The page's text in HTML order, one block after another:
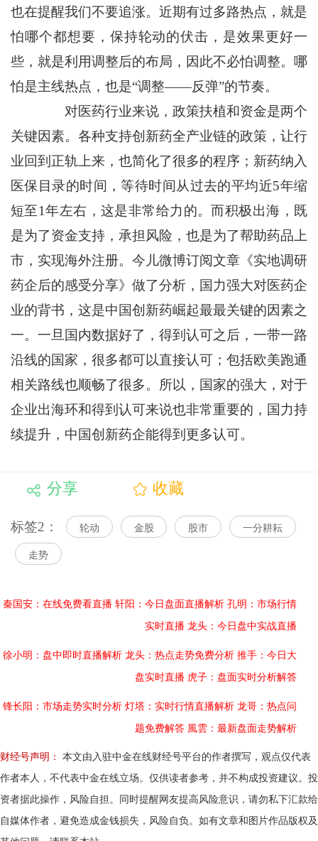
也在提醒我们不要追涨。近期有过多路热点，就是
怕哪个都想要，保持轮动的伏击，是效果更好一
些，就是利用调整后的布局，因此不必怕调整。哪
怕是主线热点，也是“调整——反弹”的节奏。
对医药行业来说，政策扶植和资金是两个
关键因素。各种支持创新药全产业链的政策，让行
业回到正轨上来，也简化了很多的程序；新药纳入
医保目录的时间，等待时间从过去的平均近5年缩
短至1年左右，这是非常给力的。而积极出海，既
是为了资金支持，承担风险，也是为了帮助药品上
市，实现海外注册。今儿微博订阅文章《实地调研
药企后的感受分享》做了分析，国力强大对医药企
业的背书，这是中国创新药崛起最最关键的因素之
一。一旦国内数据好了，得到认可之后，一带一路
沿线的国家，很多都可以直接认可；包括欧美跑通
相关路线也顺畅了很多。所以，国家的强大，对于
企业出海环和得到认可来说也非常重要的，国力持
续提升，中国创新药企能得到更多认可。
分享 收藏
标签2： 轮动 金股 股市 一分耕耘
走势
秦国安：在线免费看直播 轩阳：今日盘面直播解析 孔明：市场行情
实时直播 龙头：今日盘中实战直播
徐小明：盘中即时直播解析 龙头：热点走势免费分析 推手：今日大
盘实时直播 虎子：盘面实时分析解答
锋长阳：市场走势实时分析 灯塔：实时行情直播解析 龙哥：热点问
题免费解答 風雲：最新盘面走势解析
财经号声明：
本文由入驻中金在线财经号平台的作者撰写，观点仅代表
作者本人，不代表中金在线立场。仅供读者参考，并不构成投资建议。投
资者据此操作，风险自担。同时提醒网友提高风险意识，请勿私下汇款给
自媒体作者，避免造成金钱损失，风险自负。如有文章和图片作品版权及